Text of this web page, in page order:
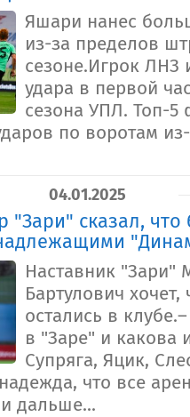
Яшари нанес
из-за пределов
сезоне.Игрок ЛНЗ
удара в первой
сезона УПЛ. Топ-5
по воротам
04.01.2025
"Зари" сказал, что
Наставник "Зари"
Бартулович
остались в
в "Заре" и какова
Супряга, Яцик,
что все
и дальше...